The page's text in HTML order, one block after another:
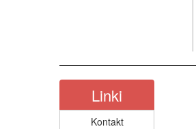
Linki
Kontakt